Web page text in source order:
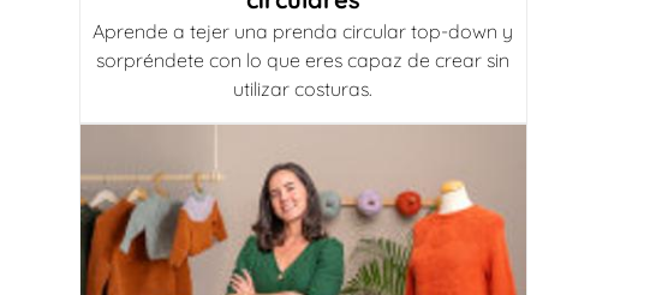
Aprende a tejer una prenda circular top-down y
sorpréndete con lo que eres capaz de crear sin
utilizar costuras.